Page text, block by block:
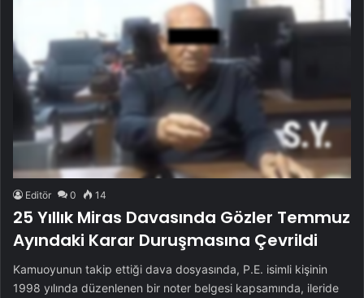
Editör 0 14
25 Yıllık Miras Davasında Gözler Temmuz
Ayındaki Karar Duruşmasına Çevrildi
Kamuoyunun takip ettiği dava dosyasında, P.E. isimli kişinin
1998 yılında düzenlenen bir noter belgesi kapsamında, ileride